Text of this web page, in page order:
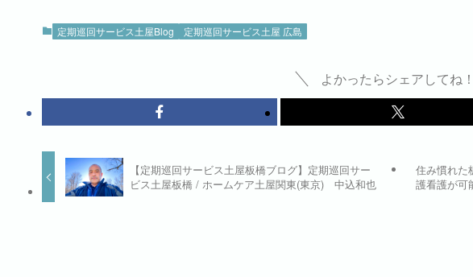
定期巡回サービス土屋Blog 定期巡回サービス土屋 広島
よかったらシェアしてね！
【定期巡回サービス土屋板橋ブログ】定期巡回サー
ビス土屋板橋 / ホームケア土屋関東(東京) 中込和也
住み慣れた
護看護が可